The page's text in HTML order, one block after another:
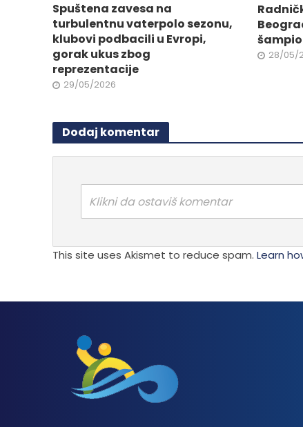
Spuštena zavesa na
turbulentnu vaterpolo sezonu,
klubovi podbacili u Evropi,
gorak ukus zbog
reprezentacije
29/05/2026
28/05/
Dodaj komentar
Klikni da ostaviš komentar
This site uses Akismet to reduce spam. Learn